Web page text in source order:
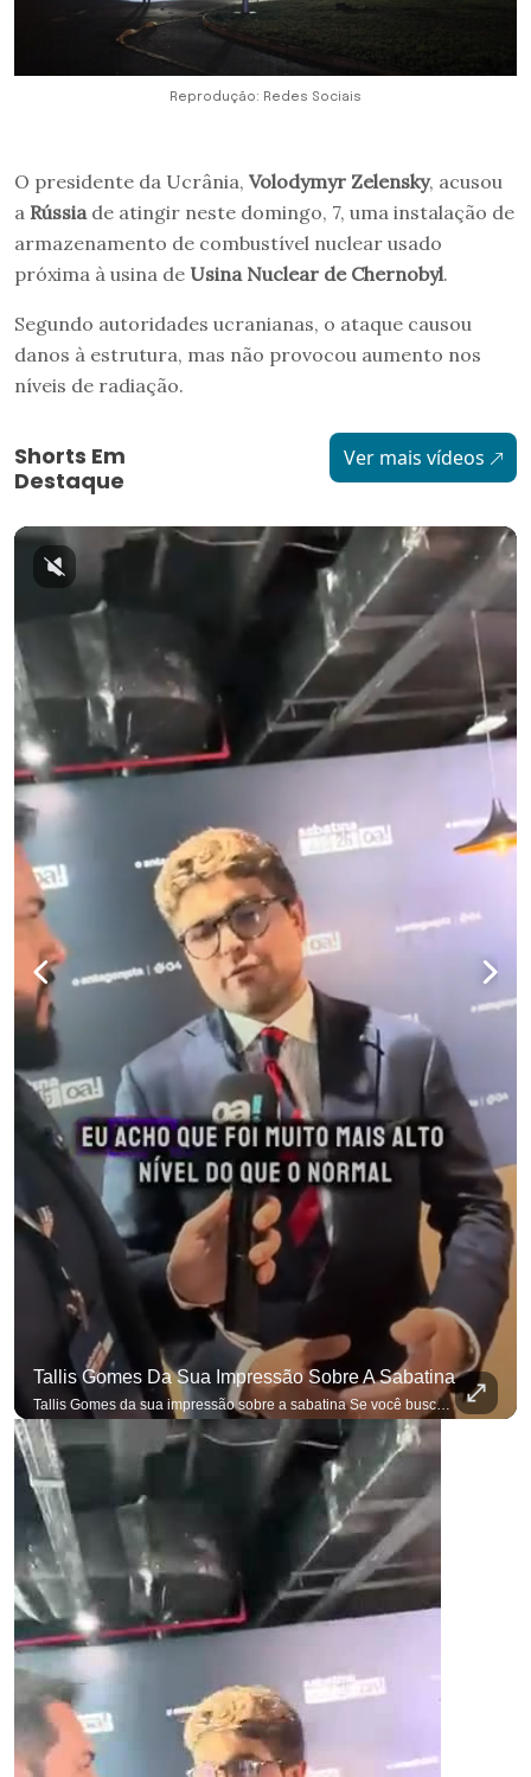
Reprodução: Redes Sociais
O presidente da Ucrânia, Volodymyr Zelensky, acusou
a Rússia de atingir neste domingo, 7, uma instalação de
armazenamento de combustível nuclear usado
próxima à usina de Usina Nuclear de Chernobyl.
Segundo autoridades ucranianas, o ataque causou
danos à estrutura, mas não provocou aumento nos
níveis de radiação.
Shorts Em
Destaque
Ver mais vídeos
Tallis Gomes Da Sua Impressão Sobre A Sabatina
Tallis Gomes da sua impressão sobre a sabatina Se você busca informação com credibilidade, inscreva-se agora e ative o
para não perder nenhuma atualização! Ouça O Antagonista nos principais